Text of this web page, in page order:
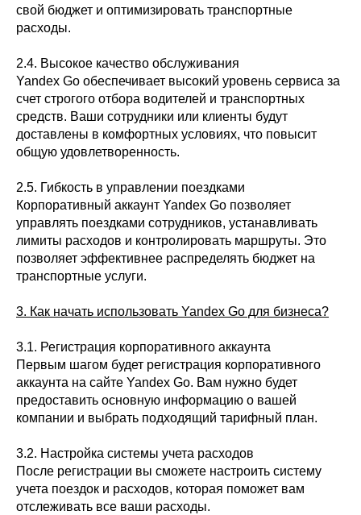
свой бюджет и оптимизировать транспортные
расходы.
2.4. Высокое качество обслуживания
Yandex Go обеспечивает высокий уровень сервиса за
счет строгого отбора водителей и транспортных
средств. Ваши сотрудники или клиенты будут
доставлены в комфортных условиях, что повысит
общую удовлетворенность.
2.5. Гибкость в управлении поездками
Корпоративный аккаунт Yandex Go позволяет
управлять поездками сотрудников, устанавливать
лимиты расходов и контролировать маршруты. Это
позволяет эффективнее распределять бюджет на
транспортные услуги.
3. Как начать использовать Yandex Go для бизнеса?
3.1. Регистрация корпоративного аккаунта
Первым шагом будет регистрация корпоративного
аккаунта на сайте Yandex Go. Вам нужно будет
предоставить основную информацию о вашей
компании и выбрать подходящий тарифный план.
3.2. Настройка системы учета расходов
После регистрации вы сможете настроить систему
учета поездок и расходов, которая поможет вам
отслеживать все ваши расходы.